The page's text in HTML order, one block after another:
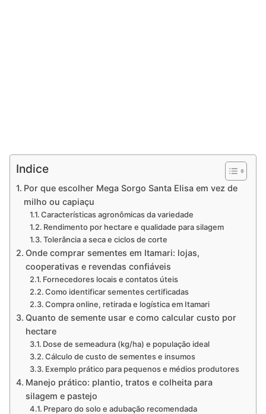
Indice
Por que escolher Mega Sorgo Santa Elisa em vez de
milho ou capiaçu
Características agronômicas da variedade
Rendimento por hectare e qualidade para silagem
Tolerância a seca e ciclos de corte
Onde comprar sementes em Itamari: lojas,
cooperativas e revendas confiáveis
Fornecedores locais e contatos úteis
Como identificar sementes certificadas
Compra online, retirada e logística em Itamari
Quanto de semente usar e como calcular custo por
hectare
Dose de semeadura (kg/ha) e população ideal
Cálculo de custo de sementes e insumos
Exemplo prático para pequenos e médios produtores
Manejo prático: plantio, tratos e colheita para
silagem e pastejo
Preparo do solo e adubação recomendada